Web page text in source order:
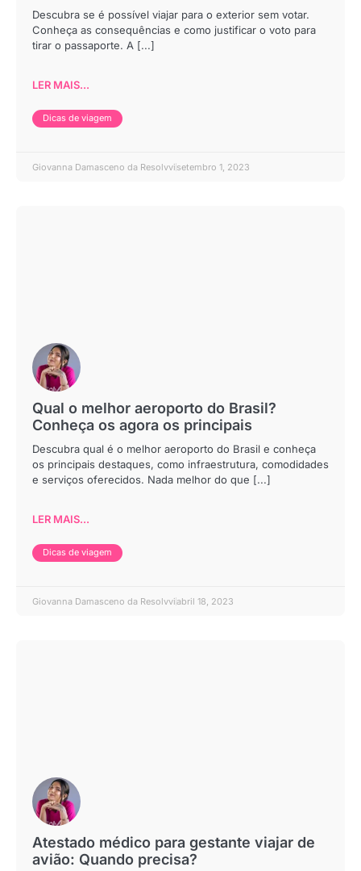
Descubra se é possível viajar para o exterior sem votar.
Conheça as consequências e como justificar o voto para
tirar o passaporte. A [...]
LER MAIS...
Dicas de viagem
Giovanna Damasceno da Resolvvi setembro 1, 2023
Qual o melhor aeroporto do Brasil?
Conheça os agora os principais
Descubra qual é o melhor aeroporto do Brasil e conheça
os principais destaques, como infraestrutura, comodidades
e serviços oferecidos. Nada melhor do que [...]
LER MAIS...
Dicas de viagem
Giovanna Damasceno da Resolvviabril 18, 2023
Atestado médico para gestante viajar de
avião: Quando precisa?